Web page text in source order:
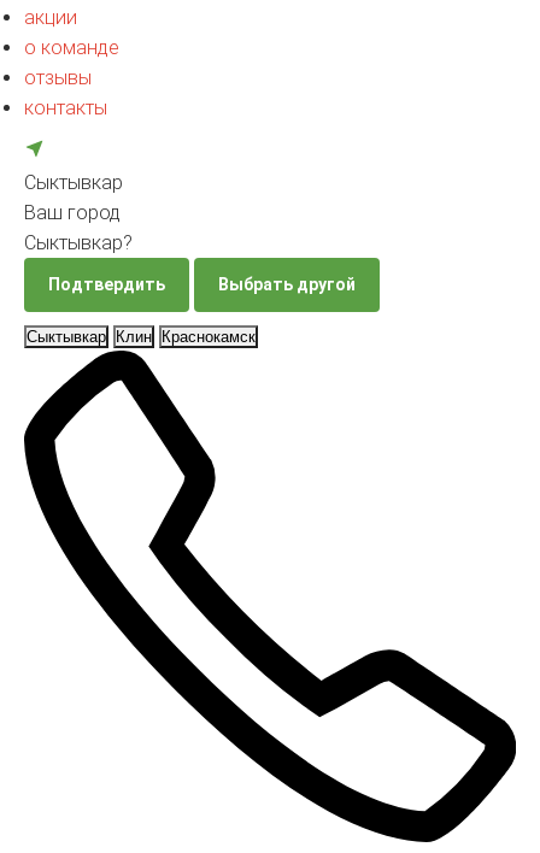
акции
о команде
отзывы
контакты
Сыктывкар
Ваш город
Сыктывкар?
Подтвердить Выбрать другой
Сыктывкар Клин Краснокамск